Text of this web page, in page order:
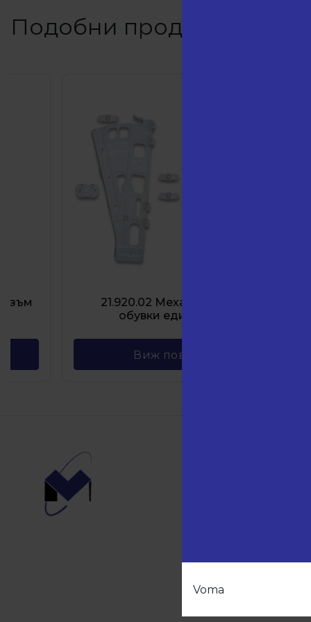
Voma
Подобни продукти
21.920.02 Механизъм за
обувки единичен
Виж повече